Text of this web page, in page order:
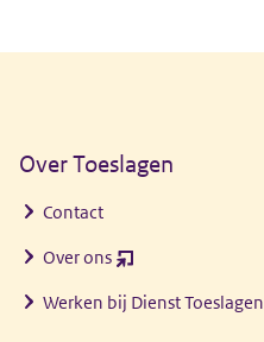
Over Toeslagen
Contact
Over ons (opent
venster)
Werken bij Dienst Toeslagen